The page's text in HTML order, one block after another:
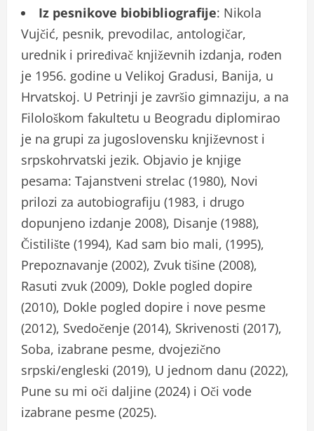
Iz pesnikove biobibliografije: Nikola
Vujčić, pesnik, prevodilac, antologičar,
urednik i priređivač književnih izdanja, rođen
je 1956. godine u Velikoj Gradusi, Banija, u
Hrvatskoj. U Petrinji je završio gimnaziju, a na
Filološkom fakultetu u Beogradu diplomirao
je na grupi za jugoslovensku književnost i
srpskohrvatski jezik. Objavio je knjige
pesama: Tajanstveni strelac (1980), Novi
prilozi za autobiografiju (1983, i drugo
dopunjeno izdanje 2008), Disanje (1988),
Čistilište (1994), Kad sam bio mali, (1995),
Prepoznavanje (2002), Zvuk tišine (2008),
Rasuti zvuk (2009), Dokle pogled dopire
(2010), Dokle pogled dopire i nove pesme
(2012), Svedočenje (2014), Skrivenosti (2017),
Soba, izabrane pesme, dvojezično
srpski/engleski (2019), U jednom danu (2022),
Pune su mi oči daljine (2024) i Oči vode
izabrane pesme (2025).